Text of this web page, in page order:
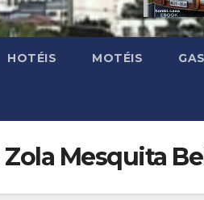
HOTÉIS MOTÉIS
Mesquita